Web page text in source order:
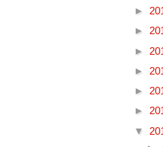
►
►
►
►
►
►
▼